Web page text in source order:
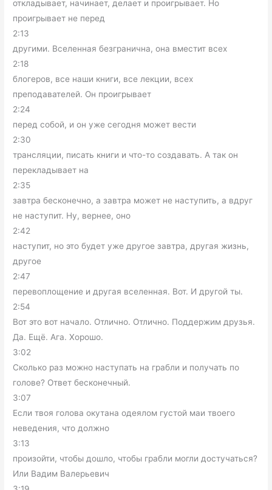
откладывает, начинает, делает и проигрывает. Но
проигрывает не перед
2:13
другими. Вселенная безгранична, она вместит всех
2:18
блогеров, все наши книги, все лекции, всех
преподавателей. Он проигрывает
2:24
перед собой, и он уже сегодня может вести
2:30
трансляции, писать книги и что-то создавать. А так он
перекладывает на
2:35
завтра бесконечно, а завтра может не наступить, а вдруг
не наступит. Ну, вернее, оно
2:42
наступит, но это будет уже другое завтра, другая жизнь,
другое
2:47
перевоплощение и другая вселенная. Вот. И другой ты.
2:54
Вот это вот начало. Отлично. Отлично. Поддержим друзья.
Да. Ещё. Ага. Хорошо.
3:02
Сколько раз можно наступать на грабли и получать по
голове? Ответ бесконечный.
3:07
Если твоя голова окутана одеялом густой маи твоего
неведения, что должно
3:13
произойти, чтобы дошло, чтобы грабли могли достучаться?
Или Вадим Валерьевич